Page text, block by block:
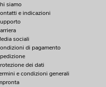
siamo
e indicazioni
sociali
di pagamento
dei dati
e condizioni generali